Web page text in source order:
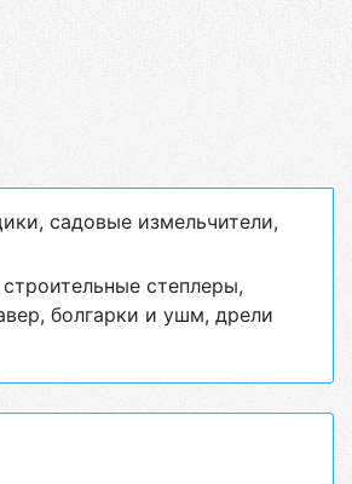
садовые измельчители,
степлеры,
болгарки и ушм, дрели